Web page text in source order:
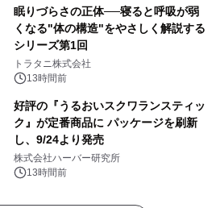
眠りづらさの正体──寝ると呼吸が弱
くなる"体の構造"をやさしく解説する
シリーズ第1回
トラタニ株式会社
13時間前
好評の『うるおいスクワランスティッ
ク』が定番商品に パッケージを刷新
し、9/24より発売
株式会社ハーバー研究所
13時間前